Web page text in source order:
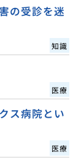
の受診を迷
知識
医療
ス病院とい
医療